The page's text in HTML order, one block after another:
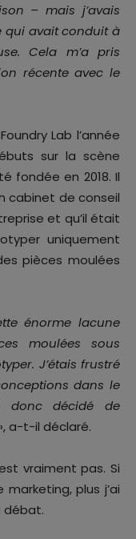
– mais j’avais
qui avait conduit à
Cela m’a pris
récente avec le
Lab l’année
sur la scène
fondée en 2018. Il
cabinet de conseil
et qu’il était
uniquement
pièces moulées
énorme lacune
moulées sous
J’étais frustré
dans le
donc décidé de
a-t-il déclaré.
vraiment pas. Si
plus j’ai
débat.